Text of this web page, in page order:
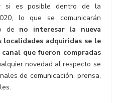
si es posible dentro de la
lo que se comunicarán
de no interesar la nueva
adquiridas se le
que fueron compradas
novedad al respecto se
de comunicación, prensa,